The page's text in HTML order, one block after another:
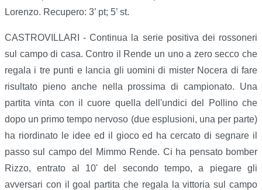
Lorenzo. Recupero: 3’ pt; 5’ st.
CASTROVILLARI - Continua la serie positiva dei rossoneri
sul campo di casa. Contro il Rende un uno a zero secco che
regala i tre punti e lancia gli uomini di mister Nocera di fare
risultato pieno anche nella prossima di campionato. Una
partita vinta con il cuore quella dell'undici del Pollino che
dopo un primo tempo nervoso (due esplusioni, una per parte)
ha riordinato le idee ed il gioco ed ha cercato di segnare il
passo sul campo del Mimmo Rende. Ci ha pensato bomber
Rizzo, entrato al 10' del secondo tempo, a piegare gli
avversari con il goal partita che regala la vittoria sul campo